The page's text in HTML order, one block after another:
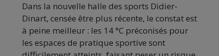
Dans la nouvelle halle des sports Didier-
Dinart, censée être plus récente, le constat est
à peine meilleur : les 14 °C préconisés pour
les espaces de pratique sportive sont